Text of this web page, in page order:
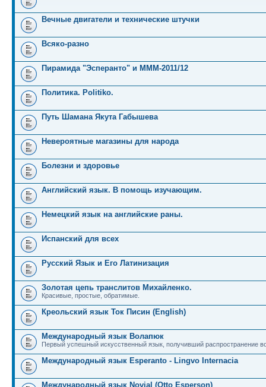
Вечные двигатели и технические штучки
Всяко-разно
Пирамида "Эсперанто" и MMM-2011/12
Политика. Politiko.
Путь Шамана Якута Габышева
Невероятные магазины для народа
Болезни и здоровье
Английский язык. В помощь изучающим.
Немецкий язык на английские раны.
Испанский для всех
Русский Язык и Его Латинизация
Золотая цепь транслитов Михайленко.
Красивые, простые, обратимые.
Креольский язык Ток Писин (English)
Международный язык Волапюк
Первый успешный искусственный язык, получивший распространение
Международный язык Esperanto - Lingvo Internacia
Международный язык Novial (Otto Esperson)